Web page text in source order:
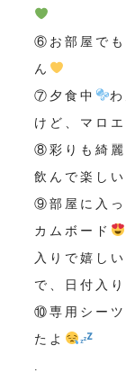
⑥お部屋でも
ん
⑦夕食中
けど、マロ
⑧彩りも綺麗
飲んで楽し
⑨部屋に入っ
カムボード
入りで嬉し
で、日付入
⑩専用シーツ
たよ
.